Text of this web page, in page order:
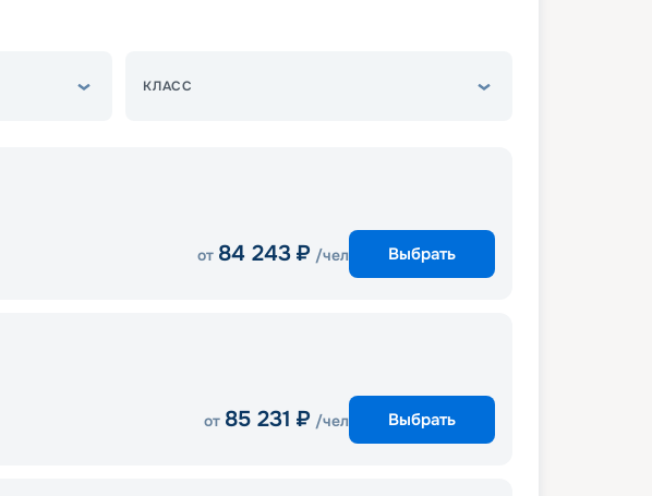
КЛАСС
от 84 243 ₽ /чел Выбрать
от 85 231 ₽ /чел Выбрать